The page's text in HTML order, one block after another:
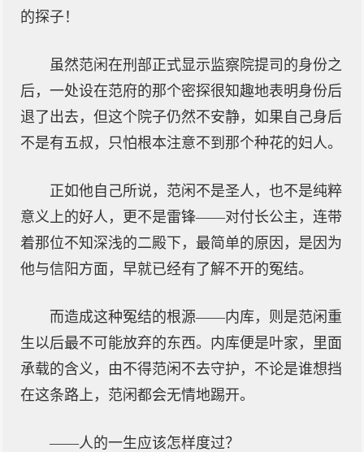
的探子！
虽然范闲在刑部正式显示监察院提司的身份之
后，一处设在范府的那个密探很知趣地表明身份后
退了出去，但这个院子仍然不安静，如果自己身后
不是有五叔，只怕根本注意不到那个种花的妇人。
正如他自己所说，范闲不是圣人，也不是纯粹
意义上的好人，更不是雷锋——对付长公主，连带
着那位不知深浅的二殿下，最简单的原因，是因为
他与信阳方面，早就已经有了解不开的冤结。
而造成这种冤结的根源——内库，则是范闲重
生以后最不可能放弃的东西。内库便是叶家，里面
承载的含义，由不得范闲不去守护，不论是谁想挡
在这条路上，范闲都会无情地踢开。
——人的一生应该怎样度过？